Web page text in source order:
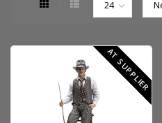
AT SUPPLIER